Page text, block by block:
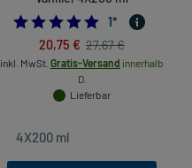
5.0
1*
20,75 € 27,67 €
inkl. MwSt. Gratis-Versand innerhalb
D.
Lieferbar